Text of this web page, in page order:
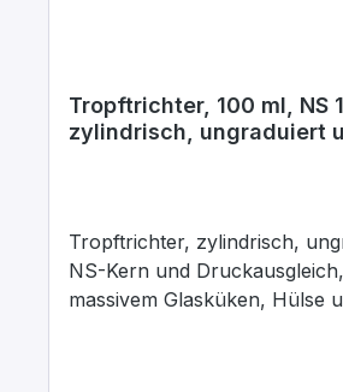
Tropftrichter, 100 ml, NS
zylindrisch, ungraduiert
Tropftrichter, zylindrisch,
NS-Kern und
massivem Glasküken, Hülse